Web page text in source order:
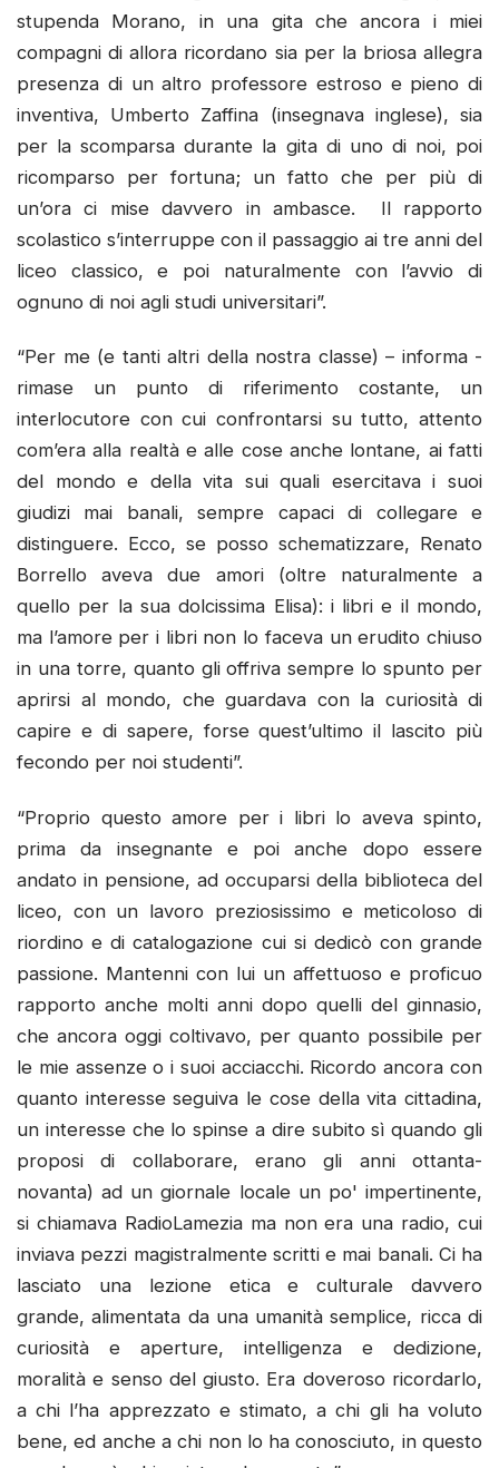
stupenda Morano, in una gita che ancora i miei
compagni di allora ricordano sia per la briosa allegra
presenza di un altro professore estroso e pieno di
inventiva, Umberto Zaffina (insegnava inglese), sia
per la scomparsa durante la gita di uno di noi, poi
ricomparso per fortuna; un fatto che per più di
un’ora ci mise davvero in ambasce. Il rapporto
scolastico s’interruppe con il passaggio ai tre anni del
liceo classico, e poi naturalmente con l’avvio di
ognuno di noi agli studi universitari”.
“Per me (e tanti altri della nostra classe) – informa -
rimase un punto di riferimento costante, un
interlocutore con cui confrontarsi su tutto, attento
com’era alla realtà e alle cose anche lontane, ai fatti
del mondo e della vita sui quali esercitava i suoi
giudizi mai banali, sempre capaci di collegare e
distinguere. Ecco, se posso schematizzare, Renato
Borrello aveva due amori (oltre naturalmente a
quello per la sua dolcissima Elisa): i libri e il mondo,
ma l’amore per i libri non lo faceva un erudito chiuso
in una torre, quanto gli offriva sempre lo spunto per
aprirsi al mondo, che guardava con la curiosità di
capire e di sapere, forse quest’ultimo il lascito più
fecondo per noi studenti”.
“Proprio questo amore per i libri lo aveva spinto,
prima da insegnante e poi anche dopo essere
andato in pensione, ad occuparsi della biblioteca del
liceo, con un lavoro preziosissimo e meticoloso di
riordino e di catalogazione cui si dedicò con grande
passione. Mantenni con lui un affettuoso e proficuo
rapporto anche molti anni dopo quelli del ginnasio,
che ancora oggi coltivavo, per quanto possibile per
le mie assenze o i suoi acciacchi. Ricordo ancora con
quanto interesse seguiva le cose della vita cittadina,
un interesse che lo spinse a dire subito sì quando gli
proposi di collaborare, erano gli anni ottanta-
novanta) ad un giornale locale un po' impertinente,
si chiamava RadioLamezia ma non era una radio, cui
inviava pezzi magistralmente scritti e mai banali. Ci ha
lasciato una lezione etica e culturale davvero
grande, alimentata da una umanità semplice, ricca di
curiosità e aperture, intelligenza e dedizione,
moralità e senso del giusto. Era doveroso ricordarlo,
a chi l’ha apprezzato e stimato, a chi gli ha voluto
bene, ed anche a chi non lo ha conosciuto, in questo